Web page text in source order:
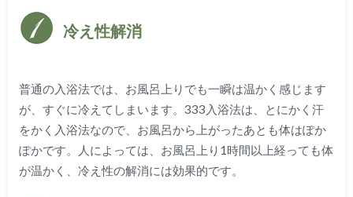
冷え性解消
普通の入浴法では、お風呂上りでも一瞬は温かく感じます
が、すぐに冷えてしまいます。333入浴法は、とにかく汗
をかく入浴法なので、お風呂から上がったあとも体はぽか
ぽかです。人によっては、お風呂上り1時間以上経っても体
が温かく、冷え性の解消には効果的です。